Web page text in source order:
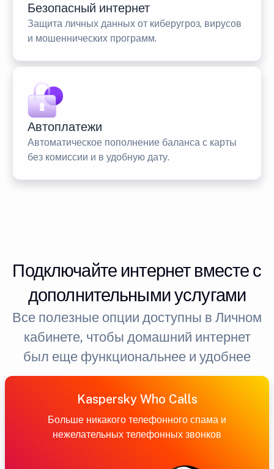
Безопасный интернет
Защита личных данных от киберугроз, вирусов
и мошеннических программ.
Автоплатежи
Автоматическое пополнение баланса с карты
без комиссии и в удобную дату.
Подключайте интернет вместе с
дополнительными услугами
Все полезные опции доступны в Личном
кабинете, чтобы домашний интернет
был еще функциональнее и удобнее
Kaspersky Who Calls
Больше никакого телефонного спама и
нежелательных телефонных звонков